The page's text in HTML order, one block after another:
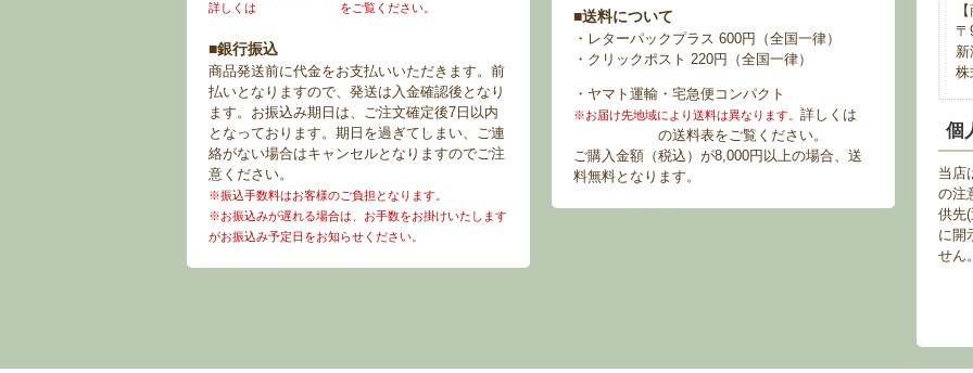
詳しくは
をご覧ください。
■銀行振込
商品発送前に代金をお支払いいただきます。前
払いとなりますので、発送は入金確認後となり
ます。お振込み期日は、ご注文確定後7日以内
となっております。期日を過ぎてしまい、ご連
絡がない場合はキャンセルとなりますのでご注
意ください。
※振込手数料はお客様のご負担となります。
※お振込みが遅れる場合は、お手数をお掛けいたします
がお振込み予定日をお知らせください。
■送料について
・レターパックプラス 600円（全国一律）
・クリックポスト 220円（全国一律）
・ヤマト運輸・宅急便コンパクト
※お届け先地域により送料は異なります。詳しくは
買い物ガイドの送料表をご覧ください。
ご購入金額（税込）が8,000円以上の場合、送
料無料となります。
〒
株
個
当店
の注
供先
に開
せん。